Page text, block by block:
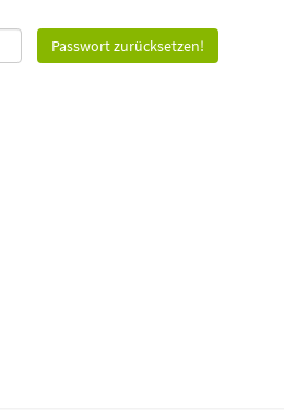
Passwort zurücksetzen!